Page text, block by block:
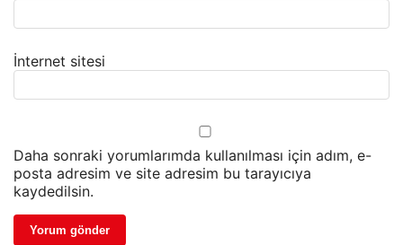
İnternet sitesi
Daha sonraki yorumlarımda kullanılması için adım, e-
posta adresim ve site adresim bu tarayıcıya
kaydedilsin.